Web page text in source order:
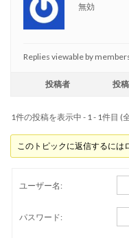
無効
Replies viewable by
投稿者 投稿
1件の投稿を表示中 - 1 - 1件目 (
このトピックに返信するには
ユーザー名:
パスワード: